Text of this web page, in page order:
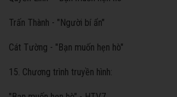
Trấn Thành - "Người bí ẩn"
Cát Tường - "Bạn muốn hẹn hò"
15. Chương trình truyền hình: